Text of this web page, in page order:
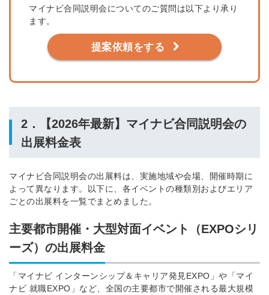
マイナビ合同説明会についてのご質問は以下より承り
ます。
提案依頼をする
2．【2026年最新】マイナビ合同説明会の
出展料金表
マイナビ合同説明会の出展料は、実施地域や会場、開催時期に
よって異なります。以下に、各イベントの種類別およびエリア
ごとの出展料を一覧でまとめました。
主要都市開催・大型対面イベント（EXPOシリ
ーズ）の出展料金
「マイナビ インターンシップ＆キャリア発見EXPO」や「マイ
ナビ 就職EXPO」など、全国の主要都市で開催される最大規模